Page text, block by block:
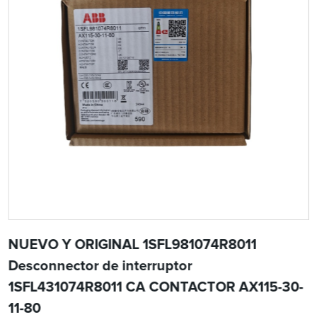
NUEVO Y ORIGINAL 1SFL981074R8011
Desconnector de interruptor
1SFL431074R8011 CA CONTACTOR AX115-30-
11-80